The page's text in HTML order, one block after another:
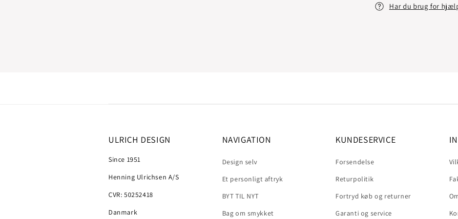
Har du brug for
ULRICH DESIGN
Since 1951
Henning Ulrichsen A/S
CVR: 50252418
Danmark
NAVIGATION
Design selv
Et personligt aftryk
BYT TIL NYT
Bag om smykket
KUNDESERVICE
Forsendelse
Returpolitik
Fortryd køb og returner
Garanti og service